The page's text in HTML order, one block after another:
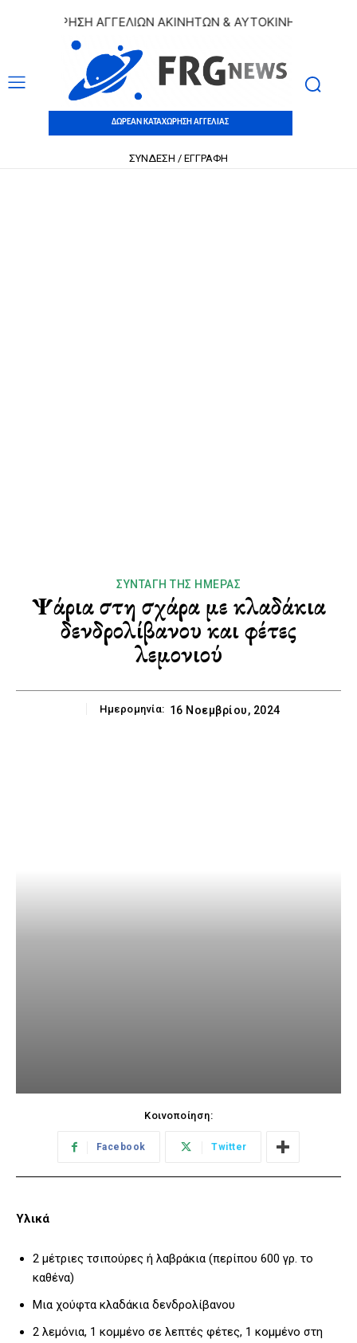
ΑΓΓΕΛΙΩΝ ΑΚΙΝΗΤΩΝ & ΑΥΤΟΚΙΝΗΤΩΝ |
ΔΩΡΕΑΝ ΚΑΤΑΧΩΡΗΣΗ ΑΓΓΕΛΙΑΣ
ΣΥΝΔΕΣΗ / ΕΓΓΡΑΦΗ
ΣΥΝΤΑΓΉ ΤΗΣ ΗΜΈΡΑΣ
Ψάρια στη σχάρα με κλαδάκια
δενδρολίβανου και φέτες
λεμονιού
Ημερομηνία: 16 Νοεμβρίου, 2024
Κοινοποίηση:
Facebook Twitter
Υλικά
2 μέτριες τσιπούρες ή λαβράκια (περίπου 600 γρ. το
καθένα)
Μια χούφτα κλαδάκια δενδρολίβανου
2 λεμόνια, 1 κομμένο σε λεπτές φέτες, 1 κομμένο στη